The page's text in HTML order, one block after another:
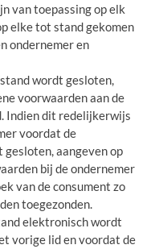
van toepassing op elk
elke tot stand gekomen
ondernemer en
wordt gesloten,
voorwaarden aan de
Indien dit redelijkerwijs
voordat de
aangeven op
bij de ondernemer
van de consument zo
toegezonden.
elektronisch wordt
vorige lid en voordat de